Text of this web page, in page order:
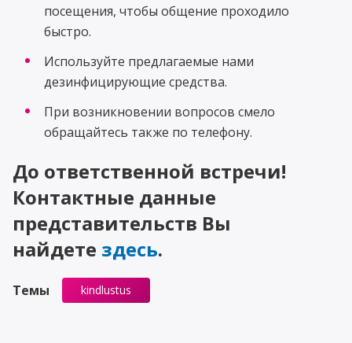
посещения, чтобы общение проходило
быстро.
Используйте предлагаемые нами
дезинфицирующие средства.
При возникновении вопросов смело
обращайтесь также по телефону.
До ответственной встречи!
Контактные данные
представительств Вы
найдете здесь.
Темы kindlustus